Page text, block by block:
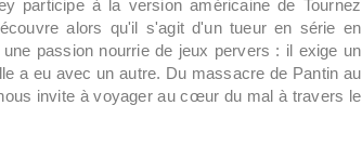
participe à la version américaine de Tournez
alors qu'il s'agit d'un tueur en série en
passion nourrie de jeux pervers : il exige un
a eu avec un autre. Du massacre de Pantin au
invite à voyager au cœur du mal à travers le